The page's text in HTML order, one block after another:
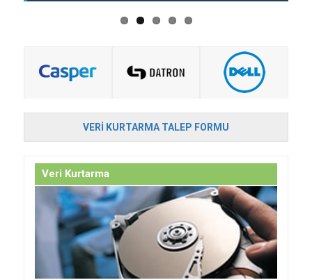
VERI KURTARMA TALEP FORMU
Veri Kurtarma